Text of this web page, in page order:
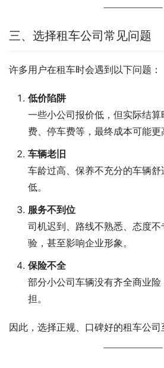
三、选择租车公司常见问题
许多用户在租车时会遇到以下问题：
低价陷阱
一些小公司报价低，但实际结
费、停车费等，最终成本可能更
车辆老旧
车龄过高、保养不充分的车辆
低。
服务不到位
司机迟到、路线不熟悉、态度
验，甚至影响企业形象。
保险不全
部分小公司车辆没有齐全商业
担。
因此，选择正规、口碑好的租车公司